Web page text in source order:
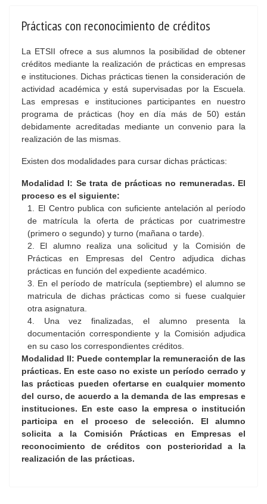
Prácticas con reconocimiento de créditos
La ETSII ofrece a sus alumnos la posibilidad de obtener
créditos mediante la realización de prácticas en empresas
e instituciones. Dichas prácticas tienen la consideración de
actividad académica y está supervisadas por la Escuela.
Las empresas e instituciones participantes en nuestro
programa de prácticas (hoy en día más de 50) están
debidamente acreditadas mediante un convenio para la
realización de las mismas.
Existen dos modalidades para cursar dichas prácticas:
Modalidad I: Se trata de prácticas no remuneradas. El
proceso es el siguiente:
1. El Centro publica con suficiente antelación al período
de matrícula la oferta de prácticas por cuatrimestre
(primero o segundo) y turno (mañana o tarde).
2. El alumno realiza una solicitud y la Comisión de
Prácticas en Empresas del Centro adjudica dichas
prácticas en función del expediente académico.
3. En el período de matrícula (septiembre) el alumno se
matricula de dichas prácticas como si fuese cualquier
otra asignatura.
4. Una vez finalizadas, el alumno presenta la
documentación correspondiente y la Comisión adjudica
en su caso los correspondientes créditos.
Modalidad II: Puede contemplar la remuneración de las
prácticas. En este caso no existe un período cerrado y
las prácticas pueden ofertarse en cualquier momento
del curso, de acuerdo a la demanda de las empresas e
instituciones. En este caso la empresa o institución
participa en el proceso de selección. El alumno
solicita a la Comisión Prácticas en Empresas el
reconocimiento de créditos con posterioridad a la
realización de las prácticas.